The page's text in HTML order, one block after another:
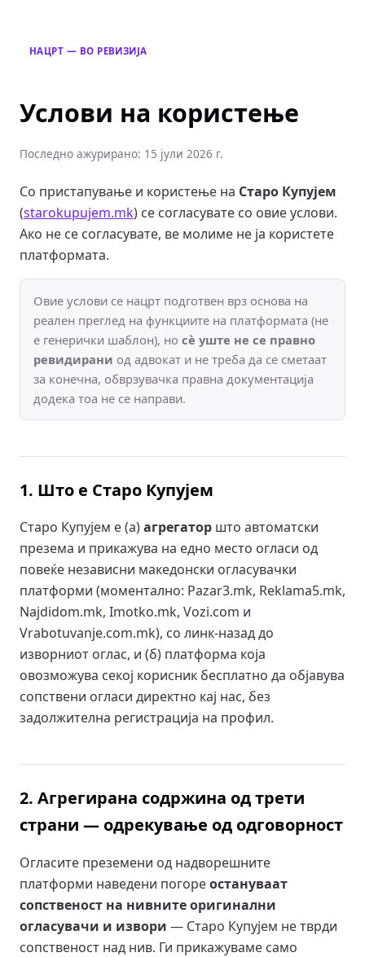
НАЦРТ — ВО РЕВИЗИЈА
Услови на користење
Последно ажурирано: 15 јули 2026 г.
Со пристапување и користење на Старо Купујем
(starokupujem.mk) се согласувате со овие услови.
Ако не се согласувате, ве молиме не ја користете
платформата.
Овие услови се нацрт подготвен врз основа на
реален преглед на функциите на платформата (не
е генерички шаблон), но сè уште не се правно
ревидирани од адвокат и не треба да се сметаат
за конечна, обврзувачка правна документација
додека тоа не се направи.
1. Што е Старо Купујем
Старо Купујем е (а)агрегатор што автоматски
презема и прикажува на едно место огласи од
повеќе независни македонски огласувачки
платформи (моментално: Pazar3.mk, Reklama5.mk,
Najdidom.mk, Imotko.mk, Vozi.com и
Vrabotuvanje.com.mk), со линк-назад до
изворниот оглас, и (б) платформа која
овозможува секој корисник бесплатно да објавува
сопствени огласи директно кај нас, без
задолжителна регистрација на профил.
2. Агрегирана содржина од трети
страни — одрекување од одговорност
Огласите преземени од надворешните
платформи наведени погореостануваат
сопственост на нивните оригинални
огласувачи и извори — Старо Купујем не тврди
сопственост над нив. Ги прикажуваме само